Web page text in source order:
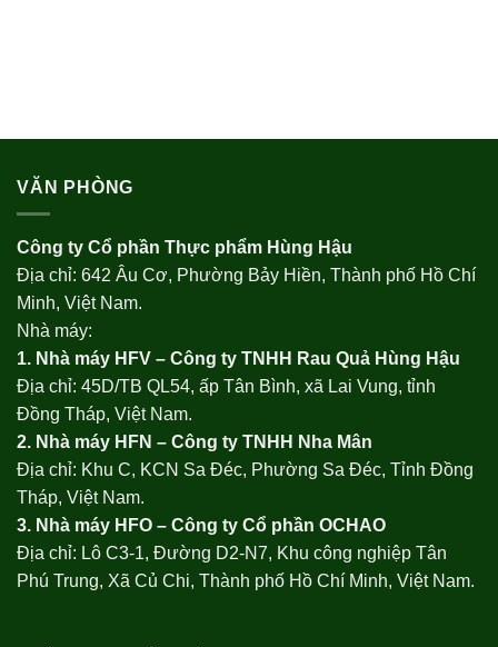
VĂN PHÒNG
Công ty Cổ phần Thực phẩm Hùng Hậu
Địa chỉ: 642 Âu Cơ, Phường Bảy Hiền, Thành phố Hồ Chí
Minh, Việt Nam.
Nhà máy:
1. Nhà máy HFV – Công ty TNHH Rau Quả Hùng Hậu
Địa chỉ: 45D/TB QL54, ấp Tân Bình, xã Lai Vung, tỉnh
Đồng Tháp, Việt Nam.
2. Nhà máy HFN – Công ty TNHH Nha Mân
Địa chỉ: Khu C, KCN Sa Đéc, Phường Sa Đéc, Tỉnh Đồng
Tháp, Việt Nam.
3. Nhà máy HFO – Công ty Cổ phần OCHAO
Địa chỉ: Lô C3-1, Đường D2-N7, Khu công nghiệp Tân
Phú Trung, Xã Củ Chi, Thành phố Hồ Chí Minh, Việt Nam.